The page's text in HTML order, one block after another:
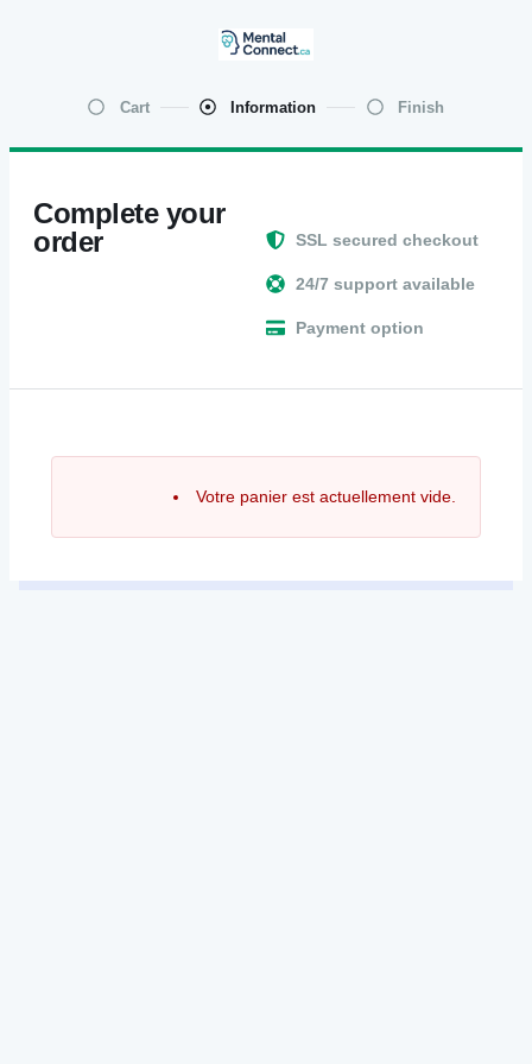
Cart Information Finish
Complete your
order
SSL secured checkout
24/7 support available
Payment option
Votre panier est actuellement vide.